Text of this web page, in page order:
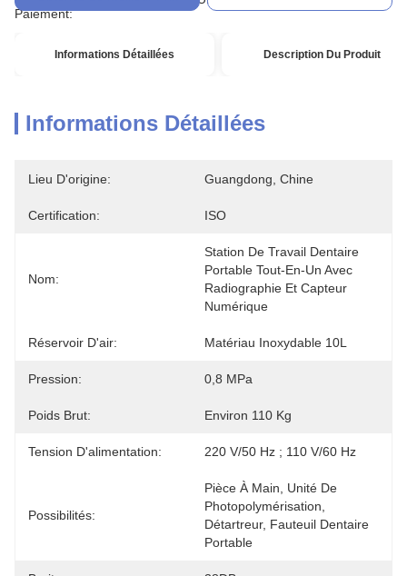
Paiement:
Informations Détaillées Description Du Produit
Informations Détaillées
Lieu D'origine: Guangdong, Chine
Certification: ISO
Nom:
Station De Travail Dentaire
Portable Tout-En-Un Avec
Radiographie Et Capteur
Numérique
Réservoir D'air: Matériau Inoxydable 10L
Pression: 0,8 MPa
Poids Brut: Environ 110 Kg
Tension D'alimentation: 220 V/50 Hz ; 110 V/60 Hz
Possibilités:
Pièce À Main, Unité De
Photopolymérisation,
Détartreur, Fauteuil Dentaire
Portable